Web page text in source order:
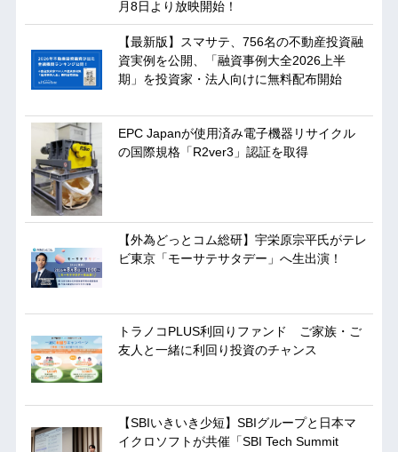
月8日より放映開始！
【最新版】スマサテ、756名の不動産投資融
資実例を公開、「融資事例大全2026上半
期」を投資家・法人向けに無料配布開始
EPC Japanが使用済み電子機器リサイクル
の国際規格「R2ver3」認証を取得
【外為どっとコム総研】宇栄原宗平氏がテレ
ビ東京「モーサテサタデー」へ生出演！
トラノコPLUS利回りファンド ご家族・ご
友人と一緒に利回り投資のチャンス
【SBIいきいき少短】SBIグループと日本マ
イクロソフトが共催「SBI Tech Summit